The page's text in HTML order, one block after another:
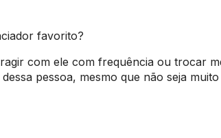
favorito?
com ele com frequência ou trocar
pessoa, mesmo que não seja